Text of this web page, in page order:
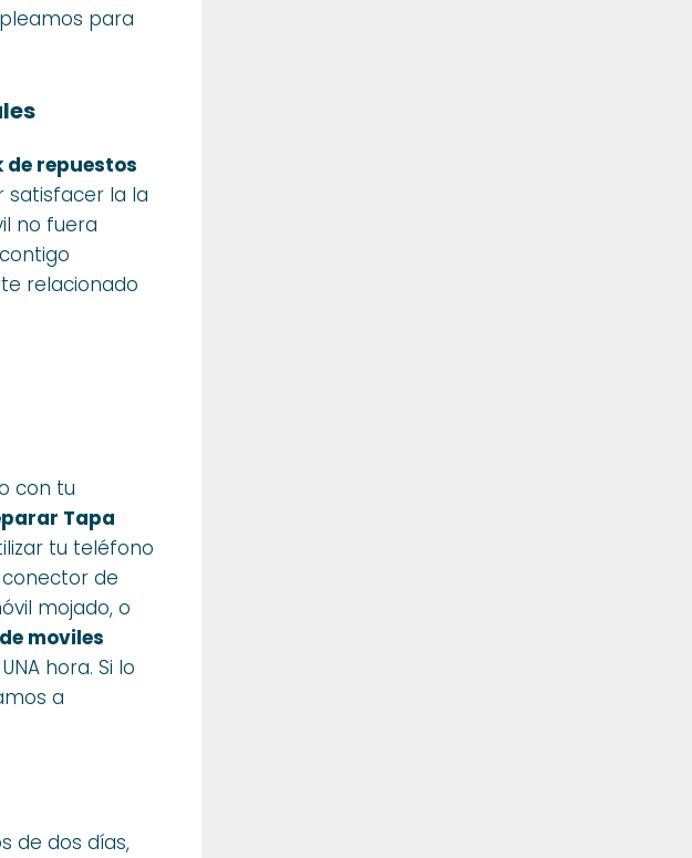
para
de repuestos
satisfacer la la
no fuera
relacionado
con tu
Tapa
tu teléfono
de
mojado, o
moviles
hora. Si lo
a
de dos días,